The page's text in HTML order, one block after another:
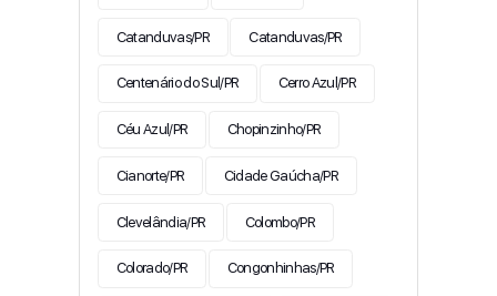
Catanduvas/PR Catanduvas/PR
Centenário do Sul/PR Cerro Azul/PR
Céu Azul/PR Chopinzinho/PR
Cianorte/PR Cidade Gaúcha/PR
Clevelândia/PR Colombo/PR
Colorado/PR Congonhinhas/PR